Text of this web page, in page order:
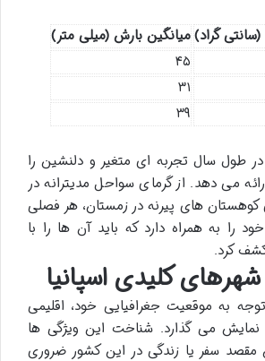
گراد)میانگین بارش (میلی متر)
۴۵
۳۱
۳۹
طول سال تجربه ای متغیر و دلنشین را
می دهد. از گرمای سواحل مدیترانه در
کوهستان های پیرنه در زمستان، هر فصلی
را به همراه دارد که باید آن ها را با
کرد.
کلیدی اسپانیا
توجه به موقعیت جغرافیایی خود، اقلیمی
نمایش می گذارد. شناخت این ویژگی ها
مقصد سفر یا زندگی در این کشور ضروری